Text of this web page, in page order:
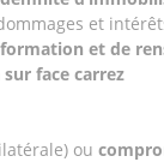
et
et de
face carrez
ou